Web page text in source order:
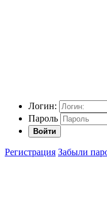
Логин:
Пароль
Войти
Регистрация Забыли